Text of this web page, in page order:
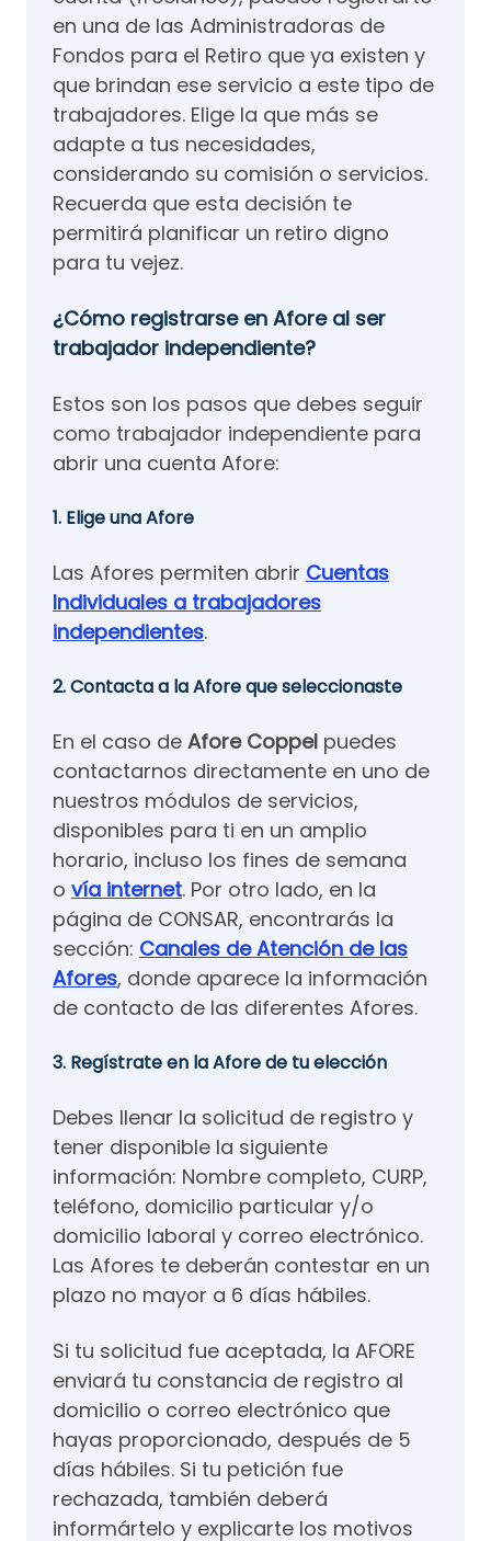
en una de las Administradoras de
Fondos para el Retiro que ya existen y
que brindan ese servicio a este tipo de
trabajadores. Elige la que más se
adapte a tus necesidades,
considerando su comisión o servicios.
Recuerda que esta decisión te
permitirá planificar un retiro digno
para tu vejez.
¿Cómo registrarse en Afore al ser
trabajador independiente?
Estos son los pasos que debes seguir
como trabajador independiente para
abrir una cuenta Afore:
1. Elige una Afore
Las Afores permiten abrir Cuentas
Individuales a trabajadores
independientes.
2. Contacta a la Afore que seleccionaste
En el caso de Afore Coppel puedes
contactarnos directamente en uno de
nuestros módulos de servicios,
disponibles para ti en un amplio
horario, incluso los fines de semana
o vía internet. Por otro lado, en la
página de CONSAR, encontrarás la
sección: Canales de Atención de las
Afores, donde aparece la información
de contacto de las diferentes Afores.
3. Regístrate en la Afore de tu elección
Debes llenar la solicitud de registro y
tener disponible la siguiente
información: Nombre completo, CURP,
teléfono, domicilio particular y/o
domicilio laboral y correo electrónico.
Las Afores te deberán contestar en un
plazo no mayor a 6 días hábiles.
Si tu solicitud fue aceptada, la AFORE
enviará tu constancia de registro al
domicilio o correo electrónico que
hayas proporcionado, después de 5
días hábiles. Si tu petición fue
rechazada, también deberá
informártelo y explicarte los motivos